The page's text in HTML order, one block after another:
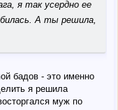
я так усердно ее
А ты решила,
бадов - это именно
я решила
муж по